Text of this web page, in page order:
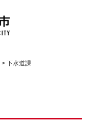
> 下水道課